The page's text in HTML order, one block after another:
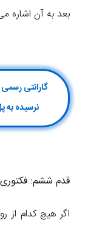
بعد به آن اشاره
نرسیده به پل
قدم ششم:
اگر هیچ کدام